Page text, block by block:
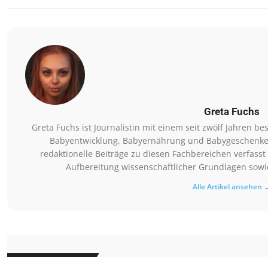
Greta Fuchs
Greta Fuchs ist Journalistin mit einem seit zwölf Jahren
Babyentwicklung, Babyernährung und
redaktionelle Beiträge zu diesen Fachbereichen
Aufbereitung wissenschaftlicher Grundlagen
Alle Artikel ansehen